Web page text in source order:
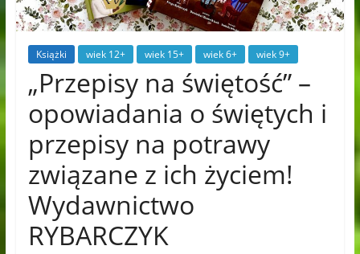
Książki wiek 12+ wiek 15+ wiek 6+ wiek 9+
„Przepisy na świętość” –
opowiadania o świętych i
przepisy na potrawy
związane z ich życiem!
Wydawnictwo
RYBARCZYK